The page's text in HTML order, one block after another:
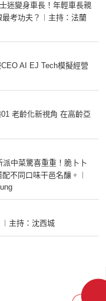
迷變身車長！年輕車長親
考功夫？︱主持：法蘭
AI EJ Tech模擬經營
老齡化新視角 在高齡亞
派中菜驚喜重重！脆卜卜
不同口味干邑名釀。︱
︱主持：沈西城